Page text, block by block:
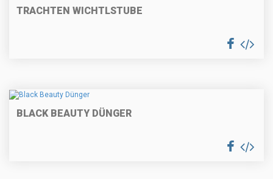
TRACHTEN WICHTLSTUBE
BLACK BEAUTY DÜNGER